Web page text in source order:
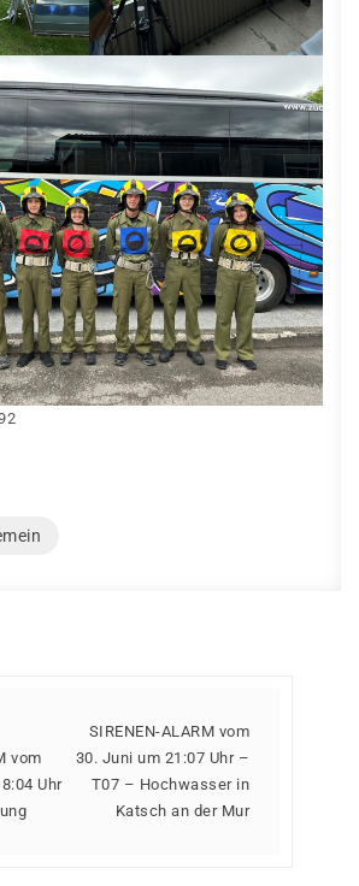
vom
Uhr
SIRENEN-ALARM vom
30. Juni um 21:07 Uhr –
T07 – Hochwasser in
Katsch an der Mur